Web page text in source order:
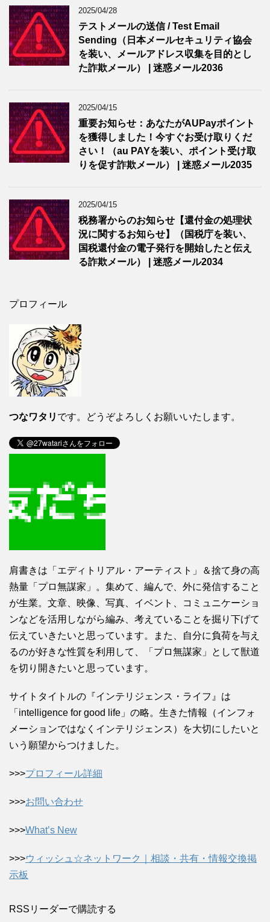
2025/04/28
テストメールの送信 / Test Email
Sending（日本メールセキュリティ協会
を装い、メールアドレス収集を目的とし
た詐欺メール） | 迷惑メール2036
2025/04/15
重要お知らせ：あなたがAUPayポイント
を獲得しました！今すぐお受け取りくだ
さい！（au PAYを装い、ポイント受け取
りを促す詐欺メール） | 迷惑メール2035
2025/04/15
税務署からのお知らせ【還付金の処理状
況に関するお知らせ】（国税庁を装い、
国税還付金の電子発行を開始したと伝え
る詐欺メール） | 迷惑メール2034
プロフィール
つなワタリ です。どうぞよろしくお願いいたします。
肩書きは「エディトリアル・アーティスト」＆捨て身の高
熱量「プロ無謀家」。集めて、編んで、外に発信すること
が生業。文章、映像、写真、イベント、コミュニケーショ
ンなどを活用しながら編み、考えていることを掘り下げて
伝えていきたいと思っています。また、自分に負荷を与え
るのが好きな性質を利用して、「プロ無謀家」として獣道
を切り開きたいと思っています。
サイトタイトルの『インテリジェンス・ライフ』は
「intelligence for good life」の略。生きた情報（インフォ
メーションではなくインテリジェンス）を大切にしたいと
いう願望からつけました。
>>>プロフィール詳細
>>>お問い合わせ
>>>What’s New
>>>ウィッシュ☆ネットワーク｜相談・共有・情報交換掲
示板
RSSリーダーで購読する